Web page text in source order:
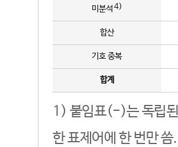
미분석 4)
합산
기호 중복
합계
1) 붙임표(-)는 독립된
한 표제어에 한 번만